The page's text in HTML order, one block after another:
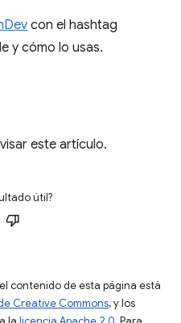
con el hashtag
y cómo lo usas.
este artículo.
útil?
contenido de esta página está
Creative Commons, y los